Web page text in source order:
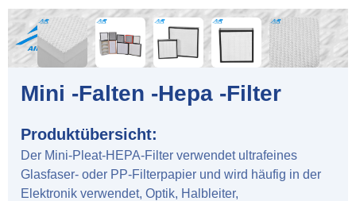
Mini -Falten -Hepa -Filter
Produktübersicht:
Der Mini-Pleat-HEPA-Filter verwendet ultrafeines
Glasfaser- oder PP-Filterpapier und wird häufig in der
Elektronik verwendet, Optik, Halbleiter,